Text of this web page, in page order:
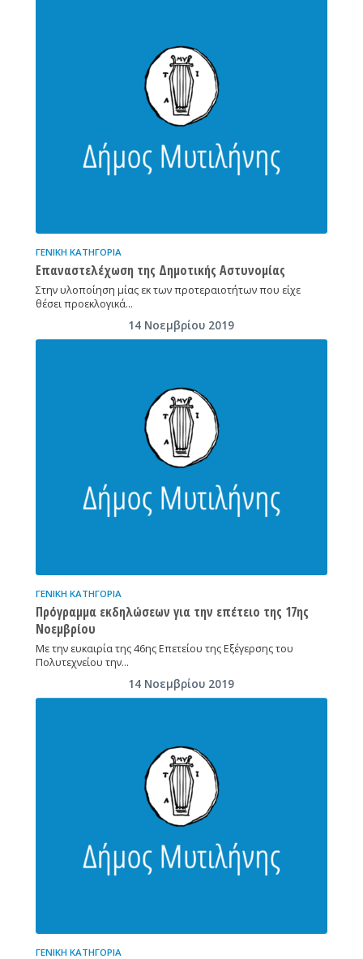
ΓΕΝΙΚΉ ΚΑΤΗΓΟΡΊΑ
Επαναστελέχωση της Δημοτικής Αστυνομίας
Στην υλοποίηση μίας εκ των προτεραιοτήτων που είχε
θέσει προεκλογικά…
14 Νοεμβρίου 2019
ΓΕΝΙΚΉ ΚΑΤΗΓΟΡΊΑ
Πρόγραμμα εκδηλώσεων για την επέτειο της 17ης
Νοεμβρίου
Με την ευκαιρία της 46ης Επετείου της Εξέγερσης του
Πολυτεχνείου την…
14 Νοεμβρίου 2019
ΓΕΝΙΚΉ ΚΑΤΗΓΟΡΊΑ